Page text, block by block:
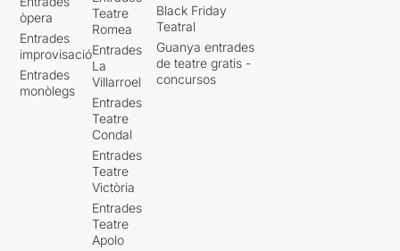
òpera
Entrades
improvisació
Entrades
monòlegs
Teatre
Romea
Entrades
La
Villarroel
Entrades
Teatre
Condal
Entrades
Teatre
Victòria
Entrades
Teatre
Apolo
Black Friday
Teatral
Guanya entrades
de teatre gratis -
concursos